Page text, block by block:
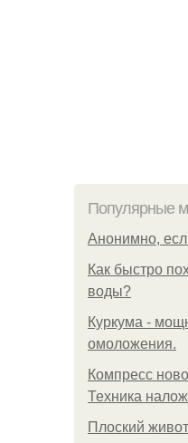
Популярные
Анонимно,
Как быстро
воды?
Куркума -
омоложения.
Компресс
Техника
Плоский